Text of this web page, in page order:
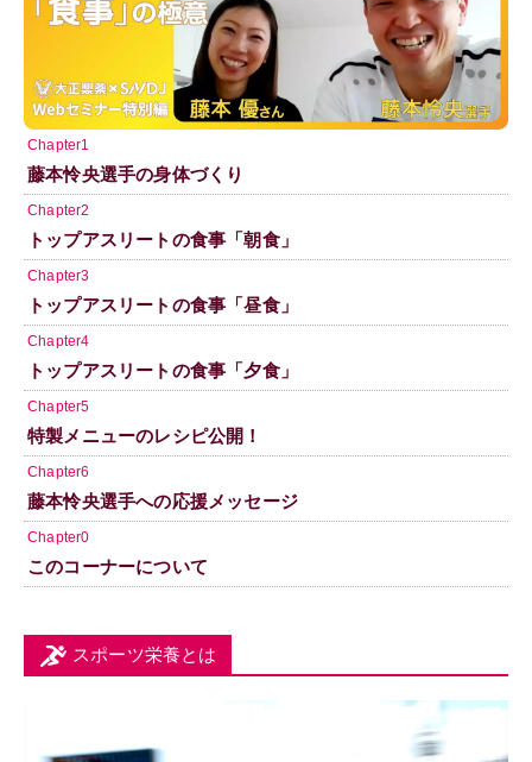
Chapter1
藤本怜央選手の身体づくり
Chapter2
トップアスリートの食事「朝食」
Chapter3
トップアスリートの食事「昼食」
Chapter4
トップアスリートの食事「夕食」
Chapter5
特製メニューのレシピ公開！
Chapter6
藤本怜央選手への応援メッセージ
Chapter0
このコーナーについて
スポーツ栄養とは